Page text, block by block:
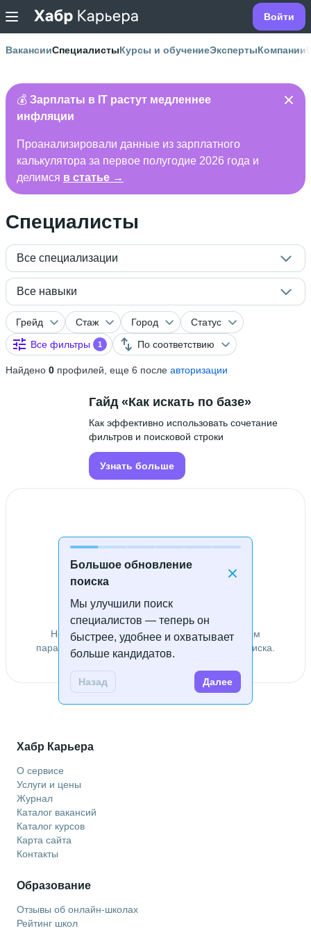
Войти
ВакансииСпециалистыКурсы и обучениеЭкспертыКомпании
💰 Зарплаты в IT растут медленнее
инфляции
Проанализировали данные из зарплатного
калькулятора за первое полугодие 2026 года и
делимся в статье →
Специалисты
Все специализации
Все навыки
Грейд Стаж Город
Статус
Все фильтры
1 По соответствию
Найдено 0 профилей, еще 6 после авторизации
Большое обновление
поиска
Мы улучшили поиск
специалистов — теперь он
быстрее, удобнее и охватывает
больше кандидатов.
Назад Далее
Гайд «Как искать по базе»
Как эффективно использовать сочетание
фильтров и поисковой строки
Узнать больше
Специалисты не найдены
Не удалось найти специалистов по заданным
параметрам. Попробуйте изменить условия поиска.
Хабр Карьера
О сервисе
Услуги и цены
Журнал
Каталог вакансий
Каталог курсов
Карта сайта
Контакты
Образование
Отзывы об онлайн-школах
Рейтинг школ